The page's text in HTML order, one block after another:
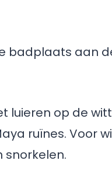
badplaats aan
luieren op de
ruïnes. Voor
snorkelen.